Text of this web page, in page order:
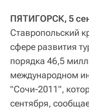
ПЯТИГОРСК, 5
Ставропольский
сфере развития
порядка 46,5
международном
"Сочи-2011",
сентября,